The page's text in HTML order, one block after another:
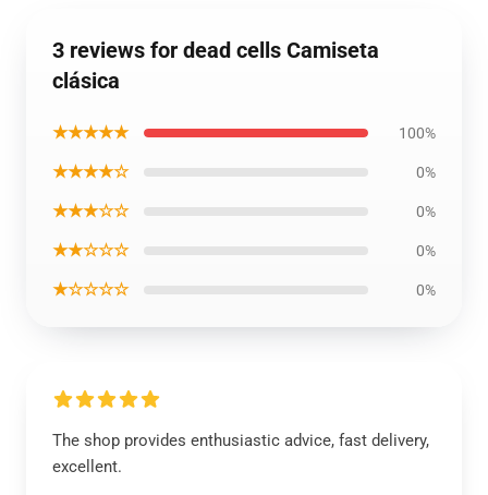
3 reviews for dead cells Camiseta
clásica
★★★★★ 100%
★★★★☆ 0%
★★★☆☆ 0%
★★☆☆☆ 0%
★☆☆☆☆ 0%
The shop provides enthusiastic advice, fast delivery,
excellent.